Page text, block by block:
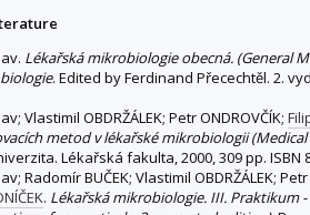
Lékařská mikrobiologie obecná. (General
. Edited by Ferdinand Přecechtěl. 2.
Vlastimil OBDRŽÁLEK; Petr ONDROVČÍK;
metod v lékařské mikrobiologii
Lékařská fakulta, 2000, 309 pp. ISBN
Radomír BUČEK; Vlastimil OBDRŽÁLEK;
. Lékařská mikrobiologie. III. Praktikum